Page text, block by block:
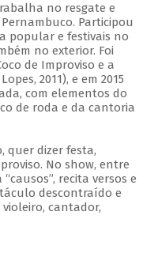
no resgate e
Participou
popular e festivais no
no exterior. Foi
de Improviso e a
2011), e em 2015
com elementos do
de roda e da cantoria
quer dizer festa,
No show, entre
recita versos e
descontraído e
cantador,